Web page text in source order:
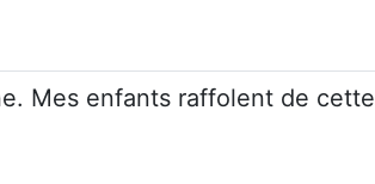
Mes enfants raffolent de cette